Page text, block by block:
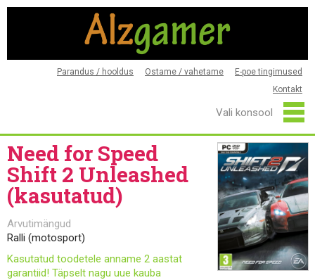
Parandus / hooldus Ostame / vahetame
E-poe tingimused
Kontakt
Need for Speed
Shift 2 Unleashed
(kasutatud)
Arvutimängud
Ralli (motosport)
Kasutatud toodetele anname 2 aastat
garantiid! Täpselt nagu uue kauba